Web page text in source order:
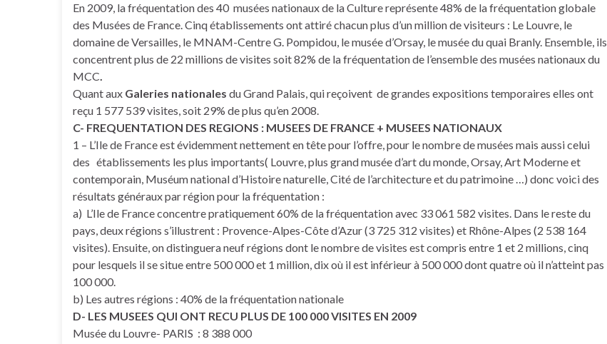
En 2009, la fréquentation des 40 musées nationaux de la Culture représente 48% de la fréquentation globale
des Musées de France. Cinq établissements ont attiré chacun plus d’un million de visiteurs : Le Louvre, le
domaine de Versailles, le MNAM-Centre G. Pompidou, le musée d’Orsay, le musée du quai Branly. Ensemble, ils
concentrent plus de 22 millions de visites soit 82% de la fréquentation de l’ensemble des musées nationaux du
MCC.
Quant aux Galeries nationales du Grand Palais, qui reçoivent de grandes expositions temporaires elles ont
reçu 1 577 539 visites, soit 29% de plus qu’en 2008.
C- FREQUENTATION DES REGIONS : MUSEES DE FRANCE + MUSEES NATIONAUX
1 – L’Ile de France est évidemment nettement en tête pour l’offre, pour le nombre de musées mais aussi celui
des établissements les plus importants( Louvre, plus grand musée d’art du monde, Orsay, Art Moderne et
contemporain, Muséum national d’Histoire naturelle, Cité de l’architecture et du patrimoine …) donc voici des
résultats généraux par région pour la fréquentation :
a) L’Ile de France concentre pratiquement 60% de la fréquentation avec 33 061 582 visites. Dans le reste du
pays, deux régions s’illustrent : Provence-Alpes-Côte d’Azur (3 725 312 visites) et Rhône-Alpes (2 538 164
visites). Ensuite, on distinguera neuf régions dont le nombre de visites est compris entre 1 et 2 millions, cinq
pour lesquels il se situe entre 500 000 et 1 million, dix où il est inférieur à 500 000 dont quatre où il n’atteint pas
100 000.
b) Les autres régions : 40% de la fréquentation nationale
D- LES MUSEES QUI ONT RECU PLUS DE 100 000 VISITES EN 2009
Musée du Louvre- PARIS : 8 388 000